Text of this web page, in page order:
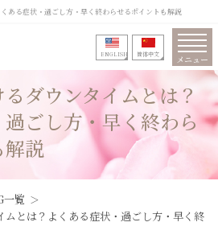
ある症状・過ごし方・早く終わらせるポイントも解説
ENGLISH 筒体中文 メニュー
ダウンタイムとは？
ごし方・早く終わら
説
覧
ムとは？よくある症状・過ごし方・早く終